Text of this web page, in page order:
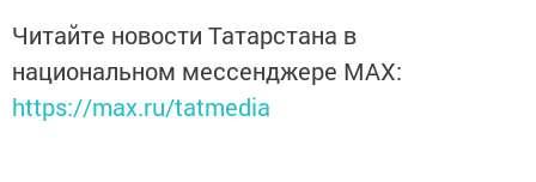
Читайте новости Татарстана в
национальном мессенджере MАХ:
https://max.ru/tatmedia